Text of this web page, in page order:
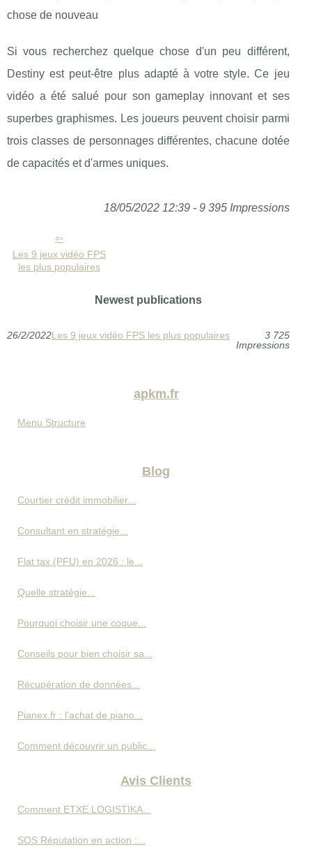
chose de nouveau
Si vous recherchez quelque chose d'un peu différent,
Destiny est peut-être plus adapté à votre style. Ce jeu
vidéo a été salué pour son gameplay innovant et ses
superbes graphismes. Les joueurs peuvent choisir parmi
trois classes de personnages différentes, chacune dotée
de capacités et d'armes uniques.
18/05/2022 12:39 - 9 395 Impressions
Les 9 jeux vidéo FPS
les plus populaires
Newest publications
26/2/2022Les 9 jeux vidéo FPS les plus populaires
3 725
Impressions
apkm.fr
Menu Structure
Blog
Courtier crédit immobilier...
Consultant en stratégie...
Flat tax (PFU) en 2026 : le...
Quelle stratégie...
Pourquoi choisir une coque...
Conseils pour bien choisir sa...
Récupération de données...
Pianex.fr : l'achat de piano...
Comment découvrir un public...
Avis Clients
Comment ETXE LOGISTIKA...
SOS Réputation en action :...